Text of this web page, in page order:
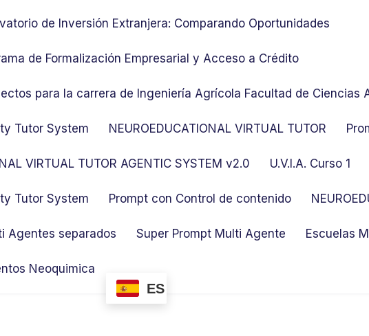
de Inversión Extranjera: Comparando Oportunidades
de Formalización Empresarial y Acceso a Crédito
para la carrera de Ingeniería Agrícola Facultad de Ciencias
Tutor System NEUROEDUCATIONAL VIRTUAL TUTOR
VIRTUAL TUTOR AGENTIC SYSTEM v2.0 U.V.I.A. Curso 1
Tutor System Prompt con Control de contenido
Agentes separados Super Prompt Multi Agente Escuelas
Neoquimica
ES